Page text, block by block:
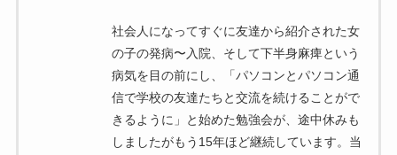
社会人になってすぐに友達から紹介された女
の子の発病〜入院、そして下半身麻痺という
病気を目の前にし、「パソコンとパソコン通
信で学校の友達たちと交流を続けることがで
きるように」と始めた勉強会が、途中休みも
しましたがもう15年ほど継続しています。当